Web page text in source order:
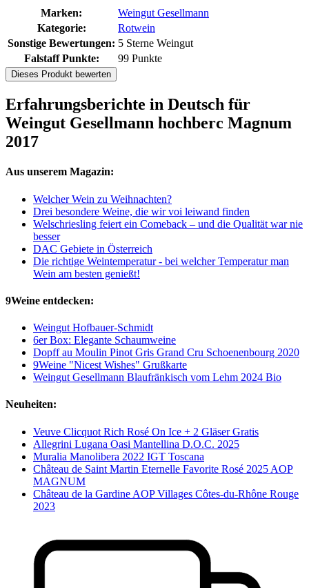
Marken:
Weingut Gesellmann
Kategorie:
Rotwein
Sonstige Bewertungen: 5 Sterne Weingut
Falstaff Punkte:
99 Punkte
Dieses Produkt bewerten
Erfahrungsberichte in Deutsch für
Weingut Gesellmann hochberc Magnum
2017
Aus unserem Magazin:
Welcher Wein zu Weihnachten?
Drei besondere Weine, die wir voi leiwand finden
Welschriesling feiert ein Comeback – und die Qualität war nie
besser
DAC Gebiete in Österreich
Die richtige Weintemperatur - bei welcher Temperatur man
Wein am besten genießt!
9Weine entdecken:
Weingut Hofbauer-Schmidt
6er Box: Elegante Schaumweine
Dopff au Moulin Pinot Gris Grand Cru Schoenenbourg 2020
9Weine "Nicest Wishes" Grußkarte
Weingut Gesellmann Blaufränkisch vom Lehm 2024 Bio
Neuheiten:
Veuve Clicquot Rich Rosé On Ice + 2 Gläser Gratis
Allegrini Lugana Oasi Mantellina D.O.C. 2025
Muralia Manolibera 2022 IGT Toscana
Château de Saint Martin Eternelle Favorite Rosé 2025 AOP
MAGNUM
Château de la Gardine AOP Villages Côtes-du-Rhône Rouge
2023